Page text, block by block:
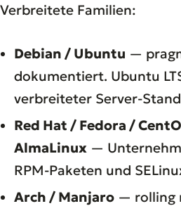
Verbreitete Familien:
Debian / Ubuntu —
dokumentiert. Ubuntu
verbreiteter Server-
Red Hat / Fedora /
AlmaLinux —
RPM-Paketen und
Arch / Manjaro — rolling